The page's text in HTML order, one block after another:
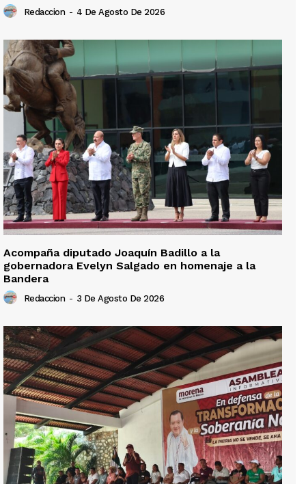
Redaccion - 4 De Agosto De 2026
Acompaña diputado Joaquín Badillo a la
gobernadora Evelyn Salgado en homenaje a la
Bandera
Redaccion - 3 De Agosto De 2026